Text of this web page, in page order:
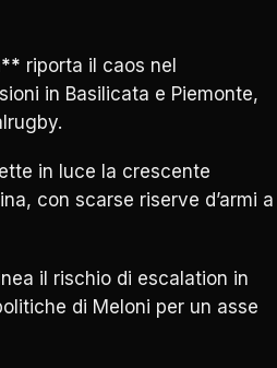
riporta il caos nel
in Basilicata e Piemonte,
in luce la crescente
con scarse riserve d’armi a
il rischio di escalation in
di Meloni per un asse